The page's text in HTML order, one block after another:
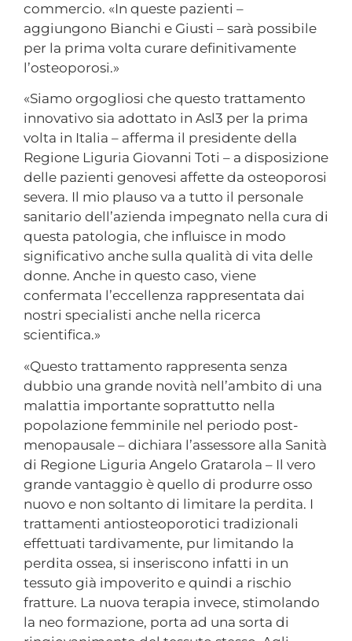
commercio. «In queste pazienti –
aggiungono Bianchi e Giusti – sarà possibile
per la prima volta curare definitivamente
l’osteoporosi.»
«Siamo orgogliosi che questo trattamento
innovativo sia adottato in Asl3 per la prima
volta in Italia – afferma il presidente della
Regione Liguria Giovanni Toti – a disposizione
delle pazienti genovesi affette da osteoporosi
severa. Il mio plauso va a tutto il personale
sanitario dell’azienda impegnato nella cura di
questa patologia, che influisce in modo
significativo anche sulla qualità di vita delle
donne. Anche in questo caso, viene
confermata l’eccellenza rappresentata dai
nostri specialisti anche nella ricerca
scientifica.»
«Questo trattamento rappresenta senza
dubbio una grande novità nell’ambito di una
malattia importante soprattutto nella
popolazione femminile nel periodo post-
menopausale – dichiara l’assessore alla Sanità
di Regione Liguria Angelo Gratarola – Il vero
grande vantaggio è quello di produrre osso
nuovo e non soltanto di limitare la perdita. I
trattamenti antiosteoporotici tradizionali
effettuati tardivamente, pur limitando la
perdita ossea, si inseriscono infatti in un
tessuto già impoverito e quindi a rischio
fratture. La nuova terapia invece, stimolando
la neo formazione, porta ad una sorta di